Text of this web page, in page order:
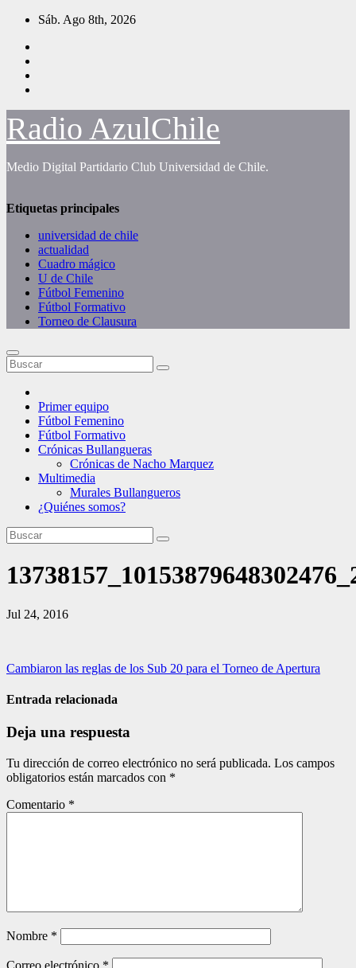
Saltar
contenido
Sáb. Ago 8th, 2026
Radio AzulChile
Medio Digital Partidario Club Universidad de Chile.
Etiquetas principales
universidad de chile
actualidad
Cuadro mágico
U de Chile
Fútbol Femenino
Fútbol Formativo
Torneo de Clausura
Primer equipo
Fútbol Femenino
Fútbol Formativo
Crónicas Bullangueras
Crónicas de Nacho Marquez
Multimedia
Murales Bullangueros
¿Quiénes somos?
Jul 24, 2016
Navegación
de
Cambiaron las reglas de los Sub 20 para el Torneo de Apertura
Entrada relacionada
Deja una respuesta
Tu dirección de correo electrónico no será publicada. Los campos
obligatorios están marcados con *
Comentario *
Nombre *